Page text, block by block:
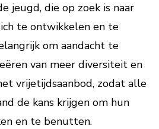
jeugd, die op zoek is naar
te ontwikkelen en te
om aandacht te
van meer diversiteit en
vrijetijdsaanbod, zodat alle
de kans krijgen om hun
en te benutten.